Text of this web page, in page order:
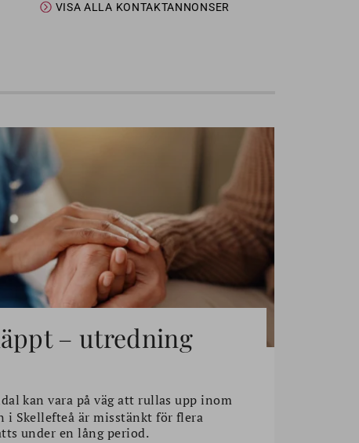
VISA ALLA KONTAKTANNONSER
– utredning
kan vara på väg att rullas upp inom
i Skellefteå är misstänkt för flera
under en lång period.